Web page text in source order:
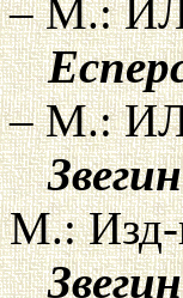
– М.:
– М.:
М.: Изд-